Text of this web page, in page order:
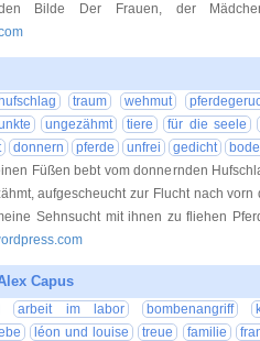
Bilde Der Frauen, der
hufschlag traum wehmut
ungezähmt tiere
für die seele
donnern pferde unfrei gedicht
Füßen bebt vom donnernden
aufgescheucht zur Flucht nach
Sehnsucht mit ihnen zu fliehen
Capus
arbeit im labor bombenangriff
léon und louise treue familie